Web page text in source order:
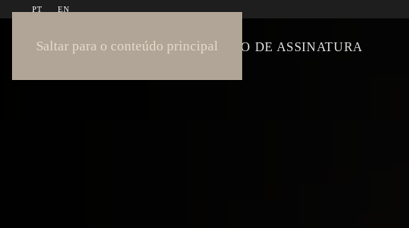
Saltar para o conteúdo principal
PT EN
COLEÇÃO COLEÇÃO DE ASSINATURA